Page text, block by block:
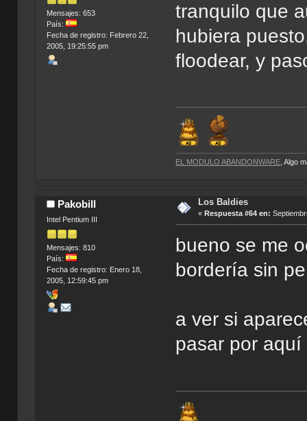
Mensajes: 653
País:
Fecha de registro: Febrero 22,
2005, 19:25:55 pm
tranquilo que
hubiera
floodear, y
EL MODULO ABANDONWARE , Algo
Pakobill
Intel Pentium III
Mensajes: 810
País:
Fecha de registro: Enero 18,
2005, 12:59:45 pm
Los Baldies
« Respuesta #64 en:
bueno se me
bordería sin
a ver si
pasar por aquí